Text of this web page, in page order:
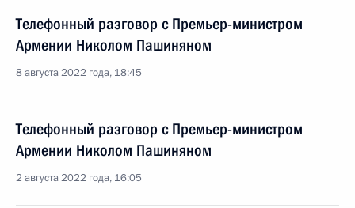
Телефонный разговор с Премьер-министром
Армении Николом Пашиняном
8 августа 2022 года, 18:45
Телефонный разговор с Премьер-министром
Армении Николом Пашиняном
2 августа 2022 года, 16:05